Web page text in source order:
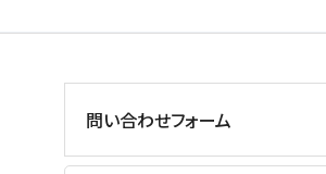
問い合わせフォーム